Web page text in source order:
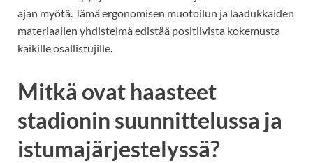
ajan myötä. Tämä ergonomisen muotoilun ja laadukkaiden
materiaalien yhdistelmä edistää positiivista kokemusta
kaikille osallistujille.
Mitkä ovat haasteet
stadionin suunnittelussa ja
istumajärjestelyssä?